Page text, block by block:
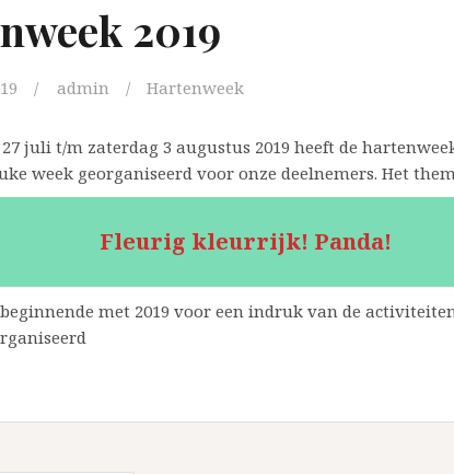
2019
admin Hartenweek
juli t/m zaterdag 3 augustus 2019 heeft de
week georganiseerd voor onze deelnemers. Het
Fleurig kleurrijk! Panda!
met 2019 voor een indruk van de